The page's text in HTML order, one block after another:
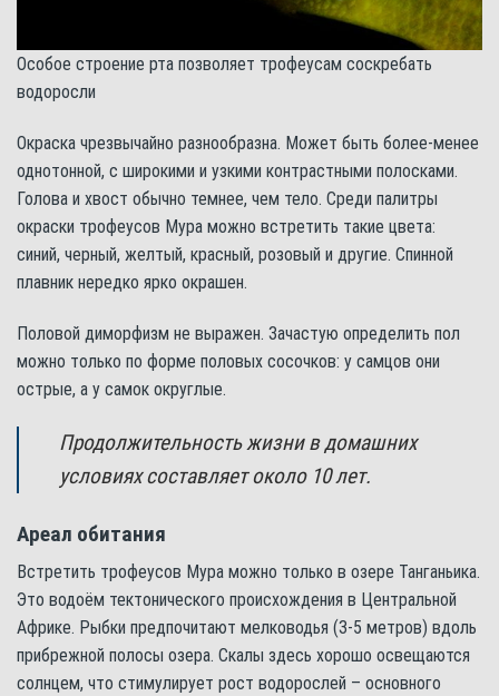
Особое строение рта позволяет трофеусам соскребать
водоросли
Окраска чрезвычайно разнообразна. Может быть более-менее
однотонной, с широкими и узкими контрастными полосками.
Голова и хвост обычно темнее, чем тело. Среди палитры
окраски трофеусов Мура можно встретить такие цвета:
синий, черный, желтый, красный, розовый и другие. Спинной
плавник нередко ярко окрашен.
Половой диморфизм не выражен. Зачастую определить пол
можно только по форме половых сосочков: у самцов они
острые, а у самок округлые.
Продолжительность жизни в домашних
условиях составляет около 10 лет.
Ареал обитания
Встретить трофеусов Мура можно только в озере Танганьика.
Это водоём тектонического происхождения в Центральной
Африке. Рыбки предпочитают мелководья (3-5 метров) вдоль
прибрежной полосы озера. Скалы здесь хорошо освещаются
солнцем, что стимулирует рост водорослей – основного